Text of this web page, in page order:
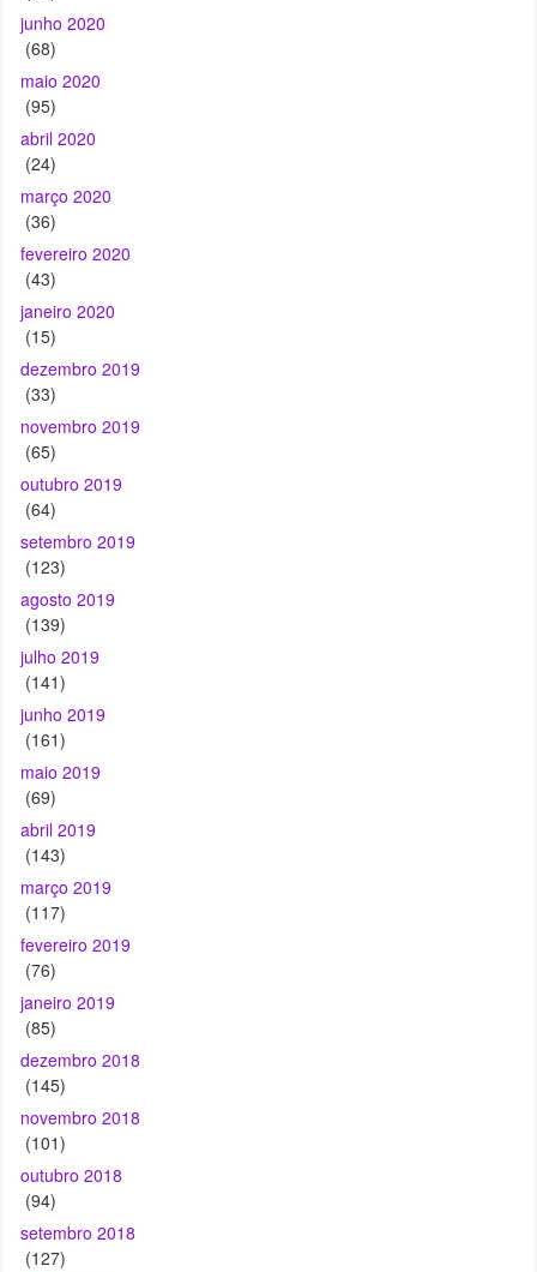
junho 2020
(68)
maio 2020
(95)
abril 2020
(24)
março 2020
(36)
fevereiro 2020
(43)
janeiro 2020
(15)
dezembro 2019
(33)
novembro 2019
(65)
outubro 2019
(64)
setembro 2019
(123)
agosto 2019
(139)
julho 2019
(141)
junho 2019
(161)
maio 2019
(69)
abril 2019
(143)
março 2019
(117)
fevereiro 2019
(76)
janeiro 2019
(85)
dezembro 2018
(145)
novembro 2018
(101)
outubro 2018
(94)
setembro 2018
(127)